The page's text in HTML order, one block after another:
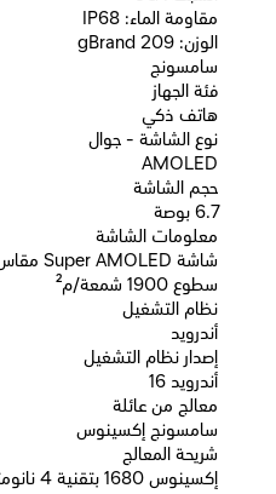
مقاومة الماء: IP68
الوزن: 209 gBrand
سامسونج
فئة الجهاز
هاتف ذكي
نوع الشاشة - جوال
AMOLED
حجم الشاشة
6.7 بوصة
معلومات الشاشة
سطوع 1900 شمعة/م²
نظام التشغيل
أندرويد
إصدار نظام التشغيل
أندرويد 16
معالج من عائلة
سامسونج إكسينوس
شريحة المعالج
إكسينوس 1680 بتقنية 4 نانومتر